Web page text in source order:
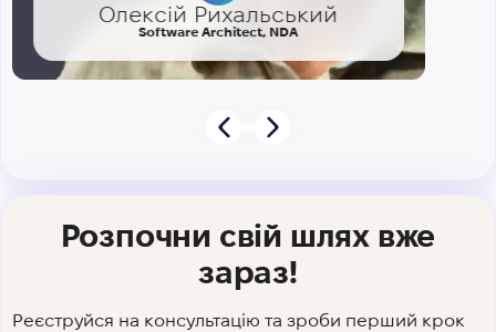
Олексій Рихальський
Software Architect, NDA
Розпочни свій шлях вже
зараз!
Реєструйся на консультацію та зроби перший крок